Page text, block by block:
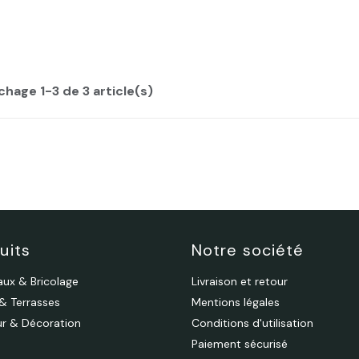
1-3 de 3 article(s)
& Bricolage
Terrasses
& Décoration
Notre société
Livraison et retour
Mentions légales
Conditions d'utilisation
Paiement sécurisé